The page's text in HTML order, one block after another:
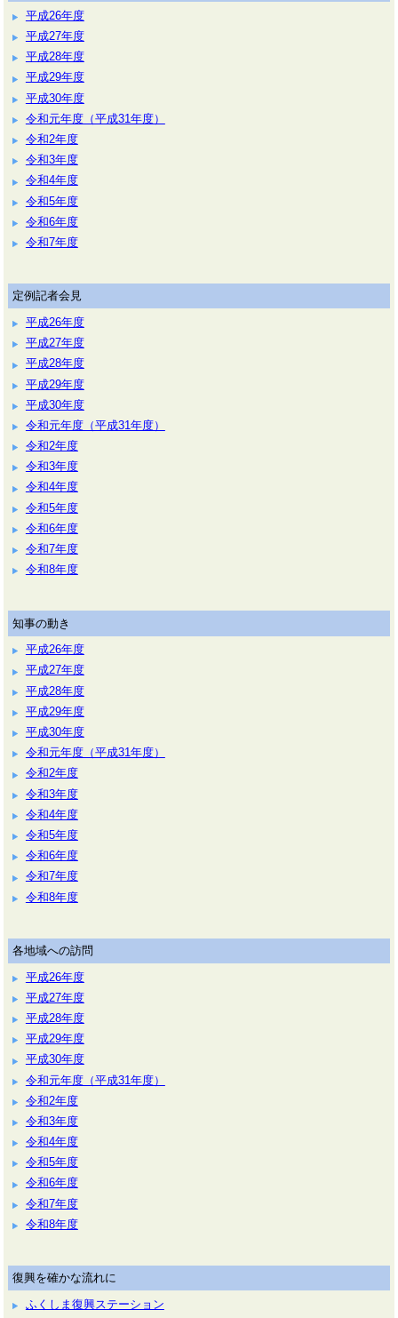
平成26年度
平成27年度
平成28年度
平成29年度
平成30年度
令和元年度（平成31年度）
令和2年度
令和3年度
令和4年度
令和5年度
令和6年度
令和7年度
定例記者会見
平成26年度
平成27年度
平成28年度
平成29年度
平成30年度
令和元年度（平成31年度）
令和2年度
令和3年度
令和4年度
令和5年度
令和6年度
令和7年度
令和8年度
知事の動き
平成26年度
平成27年度
平成28年度
平成29年度
平成30年度
令和元年度（平成31年度）
令和2年度
令和3年度
令和4年度
令和5年度
令和6年度
令和7年度
令和8年度
各地域への訪問
平成26年度
平成27年度
平成28年度
平成29年度
平成30年度
令和元年度（平成31年度）
令和2年度
令和3年度
令和4年度
令和5年度
令和6年度
令和7年度
令和8年度
復興を確かな流れに
ふくしま復興ステーション